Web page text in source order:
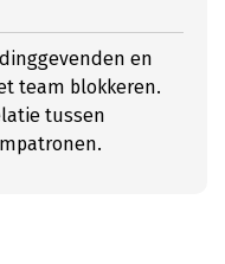
en
team blokkeren.
tussen